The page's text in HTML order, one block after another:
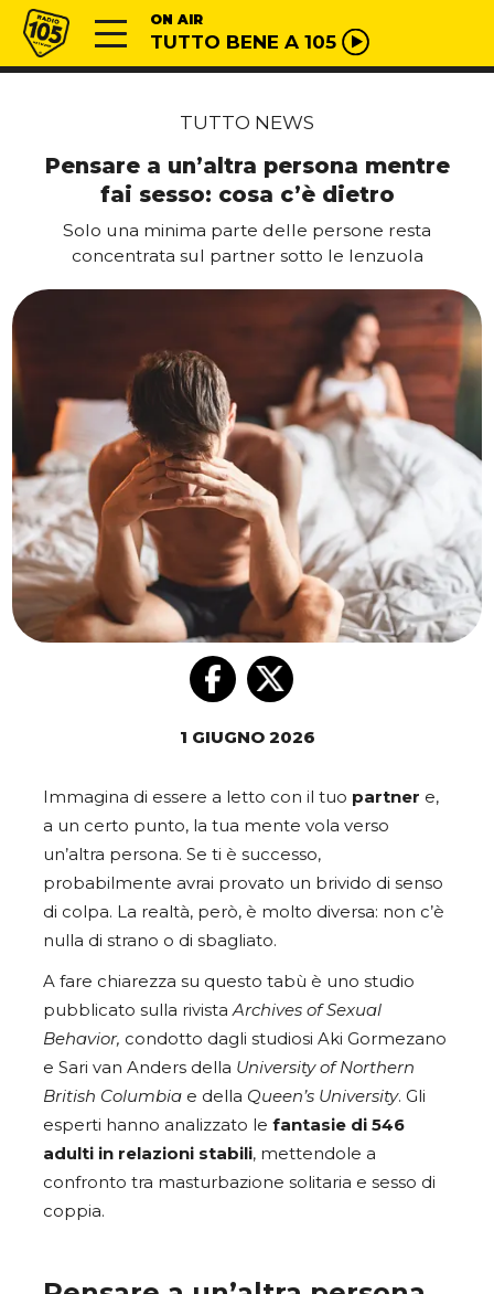
Vai al contenuto
Radio 105 ON AIR
TUTTO BENE A 105
TUTTO NEWS
Pensare a un’altra persona mentre
fai sesso: cosa c’è dietro
Solo una minima parte delle persone resta
concentrata sul partner sotto le lenzuola
1 GIUGNO 2026
Immagina di essere a letto con il tuo partner e,
a un certo punto, la tua mente vola verso
un’altra persona. Se ti è successo,
probabilmente avrai provato un brivido di senso
di colpa. La realtà, però, è molto diversa: non c’è
nulla di strano o di sbagliato.
A fare chiarezza su questo tabù è uno studio
pubblicato sulla rivistaArchives of Sexual
Behavior, condotto dagli studiosi Aki Gormezano
e Sari van Anders della University of Northern
British Columbia e della Queen’s University. Gli
esperti hanno analizzato le fantasie di 546
adulti in relazioni stabili, mettendole a
confronto tra masturbazione solitaria e sesso di
coppia.